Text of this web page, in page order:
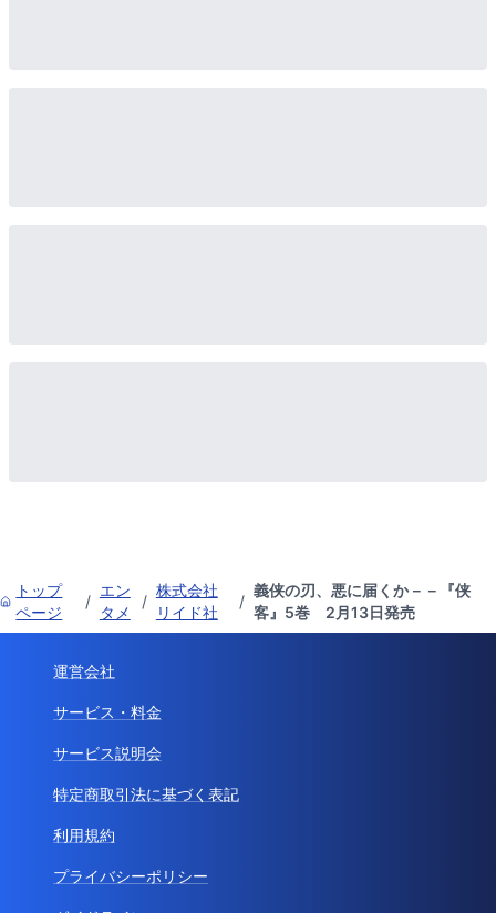
トップ
ページ
/
エン
タメ
/
株式会社
リイド社
/
義侠の刃、悪に届くか－－『侠
客』5巻 2月13日発売
運営会社
サービス・料金
サービス説明会
特定商取引法に基づく表記
利用規約
プライバシーポリシー